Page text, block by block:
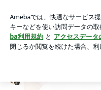
アプリをダウンロードして
ょう。